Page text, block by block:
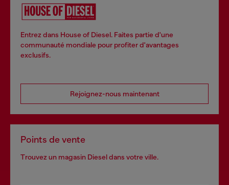
Entrez dans House of Diesel. Faites partie d'une
communauté mondiale pour profiter d'avantages
exclusifs.
Rejoignez-nous maintenant
Points de vente
Trouvez un magasin Diesel dans votre ville.